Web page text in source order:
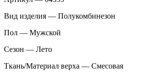
Вид изделия — Полукомбинезон
Пол — Мужской
Сезон — Лето
Ткань/Материал верха — Смесовая